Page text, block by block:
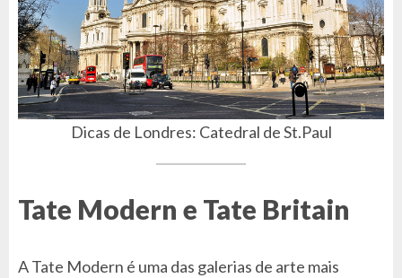
Dicas de Londres: Catedral de St.Paul
Tate Modern e Tate Britain
A Tate Modern é uma das galerias de arte mais